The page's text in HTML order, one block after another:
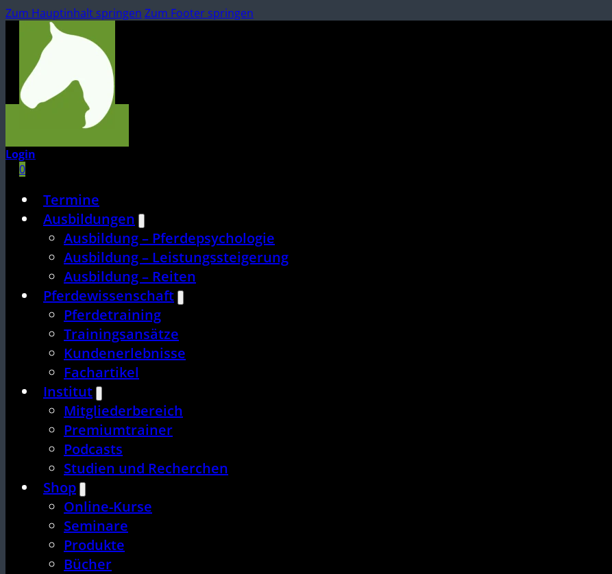
Zum Hauptinhalt springen Zum Footer springen
Login
0
Termine
Ausbildungen
Ausbildung – Pferdepsychologie
Ausbildung – Leistungssteigerung
Ausbildung – Reiten
Pferdewissenschaft
Pferdetraining
Trainingsansätze
Kundenerlebnisse
Fachartikel
Institut
Mitgliederbereich
Premiumtrainer
Podcasts
Studien und Recherchen
Shop
Online-Kurse
Seminare
Produkte
Bücher